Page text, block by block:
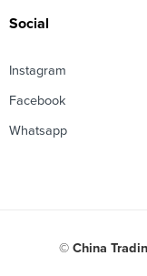
Social
Instagram
Facebook
Whatsapp
© China